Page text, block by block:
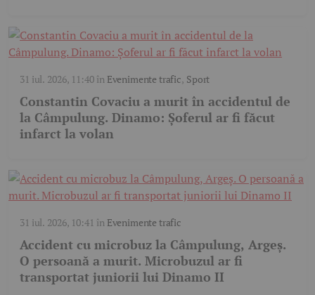
31 iul. 2026, 11:40în Evenimente trafic, Sport
Constantin Covaciu a murit în accidentul de
la Câmpulung. Dinamo: Șoferul ar fi făcut
infarct la volan
31 iul. 2026, 10:41 în Evenimente trafic
Accident cu microbuz la Câmpulung, Argeș.
O persoană a murit. Microbuzul ar fi
transportat juniorii lui Dinamo II